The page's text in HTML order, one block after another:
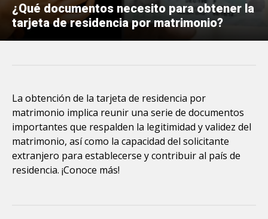
¿Qué documentos necesito para obtener la
tarjeta de residencia por matrimonio?
La obtención de la tarjeta de residencia por
matrimonio implica reunir una serie de documentos
importantes que respalden la legitimidad y validez del
matrimonio, así como la capacidad del solicitante
extranjero para establecerse y contribuir al país de
residencia. ¡Conoce más!